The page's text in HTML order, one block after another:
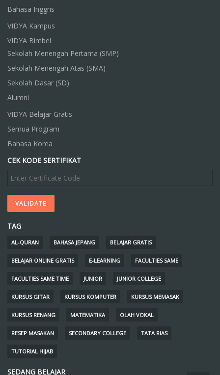
Bahasa Inggris
VIDYA Kampus
VIDYA Bimbel
Sekolah Menengah Pertama (SMP)
Sekolah Menengah Atas (SMA)
Sekolah Dasar (SD)
Alumni
VIDYA Belajar Gratis
Semua Program
Bahasa Korea
CEK KODE SERTIFIKAT
TAG
AL-QURAN BAHASA JEPANG BELAJAR GRATIS
BELAJAR ONLINE GRATIS E-LEARNING FACULTIES SAME
FACULTIES SAME TIME JUNIOR JUNIOR COLLEGE
KURSUS GITAR KURSUS KOMPUTER KURSUS MEMASAK
KURSUS RENANG MATEMATIKA OLAH VOKAL
RESEP MASAKAN SECONDARY COLLEGE TATA RIAS
TUTORIAL HIJAB
SEDANG BELAJAR